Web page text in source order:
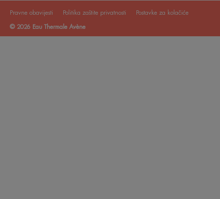
Pravne obavijesti Politika zaštite privatnosti Postavke za kolačiće
© 2026 Eau Thermale Avène